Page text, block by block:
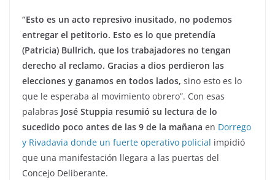
“Esto es un acto represivo inusitado, no podemos
entregar el petitorio. Esto es lo que pretendía
(Patricia) Bullrich, que los trabajadores no tengan
derecho al reclamo. Gracias a dios perdieron las
elecciones y ganamos en todos lados, sino esto es lo
que le esperaba al movimiento obrero”. Con esas
palabras José Stuppia resumió su lectura de lo
sucedido poco antes de las 9 de la mañana en Dorrego
y Rivadavia donde un fuerte operativo policial impidió
que una manifestación llegara a las puertas del
Concejo Deliberante.